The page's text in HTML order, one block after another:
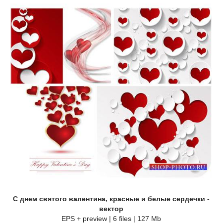
С днем святого валентина, красные и белые сердечки -
вектор
EPS + preview | 6 files | 127 Mb